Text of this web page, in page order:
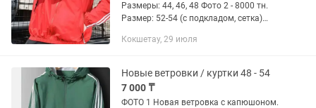
Размеры: 44, 46, 48 Фото 2 - 8000 тн.
Размер: 52-54 (с подкладом, сетка)
Находимся на проспекте Абылай -хана
Кокшетау, 29 июля
Новые ветровки / куртки 48 - 54
7 000 ₸
ФОТО 1 Новая ветровка с капюшоном.